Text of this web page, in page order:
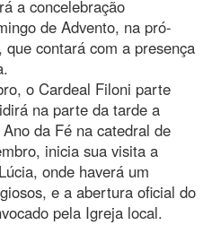
a concelebração
de Advento, na pró-
contará com a presença
o Cardeal Filoni parte
na parte da tarde a
da Fé na catedral de
inicia sua visita a
onde haverá um
e a abertura oficial do
pela Igreja local.